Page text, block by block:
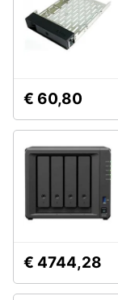
€ 60,80
€ 4744,28